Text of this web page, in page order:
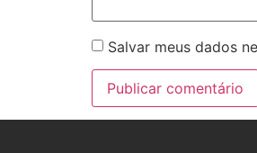
Salvar meus dados